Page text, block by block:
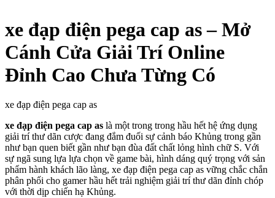
xe đạp điện pega cap as – Mở
Cánh Cửa Giải Trí Online
Đỉnh Cao Chưa Từng Có
xe đạp điện pega cap as
xe đạp điện pega cap as là một trong trong hầu hết hệ ứng dụng
giải trí thư dãn cược đang đắm đuối sự cảnh báo Khủng trong gần
như bạn quen biết gần như bạn đùa đất chất lỏng hình chữ S. Với
sự ngã sung lựa lựa chọn về game bài, hình dáng quý trọng với sản
phẩm hành khách lão làng, xe đạp điện pega cap as vững chắc chắn
phân phối cho gamer hầu hết trải nghiệm giải trí thư dãn đỉnh chóp
với thời dịp chiến hạ Khủng.